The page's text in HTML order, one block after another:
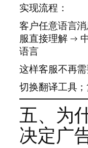
实现流程：
客户任意语言
服直接理解 →
语言
这样客服不再需
切换翻译工具；
五、为
决定广